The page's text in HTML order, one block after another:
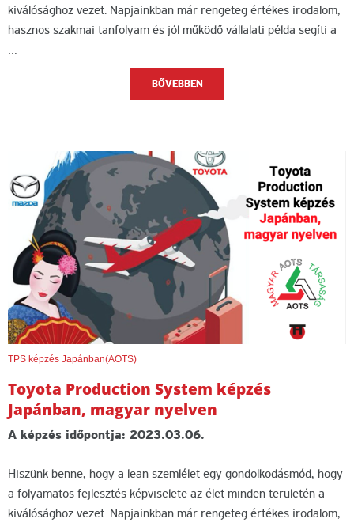
kiválósághoz vezet. Napjainkban már rengeteg értékes irodalom,
hasznos szakmai tanfolyam és jól működő vállalati példa segíti a
…
BŐVEBBEN
TPS képzés Japánban(AOTS)
Toyota Production System képzés
Japánban, magyar nyelven
A képzés időpontja: 2023.03.06.
Hiszünk benne, hogy a lean szemlélet egy gondolkodásmód, hogy
a folyamatos fejlesztés képviselete az élet minden területén a
kiválósághoz vezet. Napjainkban már rengeteg értékes irodalom,